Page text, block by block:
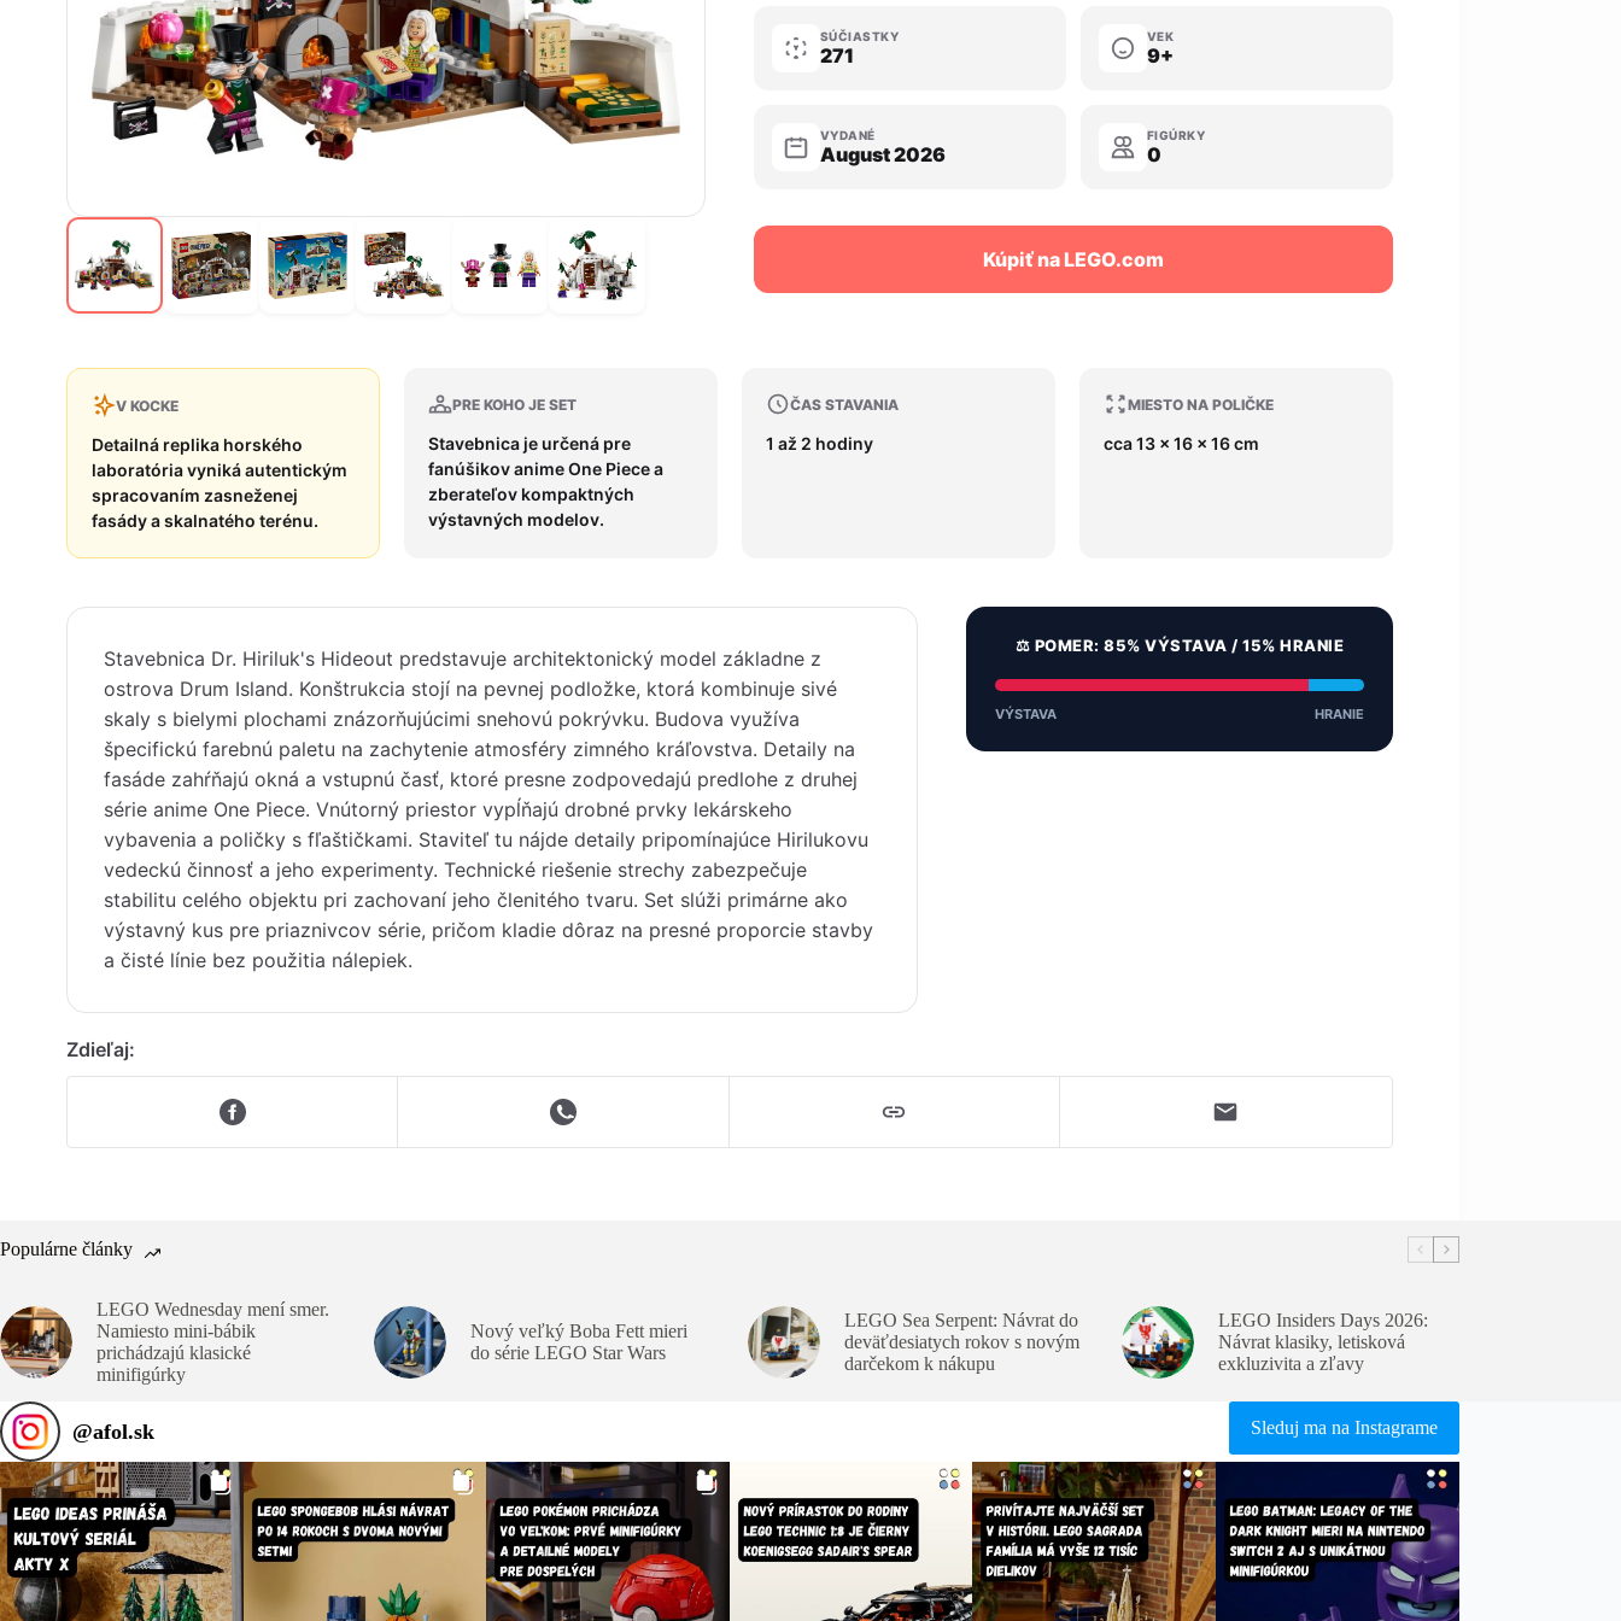
SÚČIASTKY
271
VEK
9+
VYDANÉ
August 2026
FIGÚRKY
0
Kúpiť na LEGO.com
V KOCKE
Detailná replika horského
laboratória vyniká autentickým
spracovaním zasneženej
fasády a skalnatého terénu.
PRE KOHO JE SET
Stavebnica je určená pre
fanúšikov anime One Piece a
zberateľov kompaktných
výstavných modelov.
ČAS STAVANIA
1 až 2 hodiny
MIESTO NA POLIČKE
cca 13 x 16 x 16 cm
Stavebnica Dr. Hiriluk's Hideout predstavuje architektonický model základne z
ostrova Drum Island. Konštrukcia stojí na pevnej podložke, ktorá kombinuje sivé
skaly s bielymi plochami znázorňujúcimi snehovú pokrývku. Budova využíva
špecifickú farebnú paletu na zachytenie atmosféry zimného kráľovstva. Detaily na
fasáde zahŕňajú okná a vstupnú časť, ktoré presne zodpovedajú predlohe z druhej
série anime One Piece. Vnútorný priestor vypĺňajú drobné prvky lekárskeho
vybavenia a poličky s fľaštičkami. Staviteľ tu nájde detaily pripomínajúce Hirilukovu
vedeckú činnosť a jeho experimenty. Technické riešenie strechy zabezpečuje
stabilitu celého objektu pri zachovaní jeho členitého tvaru. Set slúži primárne ako
výstavný kus pre priaznivcov série, pričom kladie dôraz na presné proporcie stavby
a čisté línie bez použitia nálepiek.
⚖️ POMER: 85% VÝSTAVA / 15% HRANIE
VÝSTAVA HRANIE
Zdieľaj:
Populárne články
LEGO Wednesday mení smer.
Namiesto mini-bábik
prichádzajú klasické
minifigúrky
Nový veľký Boba Fett mieri
do série LEGO Star Wars
LEGO Sea Serpent: Návrat do
deväťdesiatych rokov s novým
darčekom k nákupu
LEGO Insiders Days 2026:
Návrat klasiky, letisková
exkluzivita a zľavy
@afol.sk Sleduj ma na Instagrame